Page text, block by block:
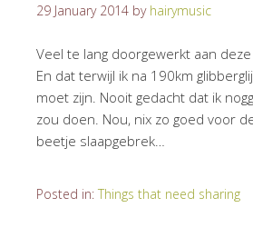
29 January 2014 by hairymusic
Veel te lang doorgewerkt aan
En dat terwijl ik na 190km
moet zijn. Nooit gedacht dat ik
zou doen. Nou, nix zo goed voor
beetje slaapgebrek…
Posted in: Things that need sharing